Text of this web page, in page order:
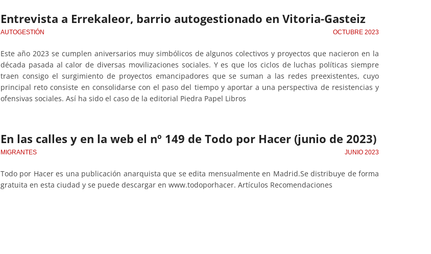
Entrevista a Errekaleor, barrio autogestionado en Vitoria-Gasteiz
AUTOGESTIÓN OCTUBRE 2023
Este año 2023 se cumplen aniversarios muy simbólicos de algunos colectivos y proyectos que nacieron en la
década pasada al calor de diversas movilizaciones sociales. Y es que los ciclos de luchas políticas siempre
traen consigo el surgimiento de proyectos emancipadores que se suman a las redes preexistentes, cuyo
principal reto consiste en consolidarse con el paso del tiempo y aportar a una perspectiva de resistencias y
ofensivas sociales. Así ha sido el caso de la editorial Piedra Papel Libros
En las calles y en la web el nº 149 de Todo por Hacer (junio de 2023)
MIGRANTES JUNIO 2023
Todo por Hacer es una publicación anarquista que se edita mensualmente en Madrid.Se distribuye de forma
gratuita en esta ciudad y se puede descargar en www.todoporhacer. Artículos Recomendaciones